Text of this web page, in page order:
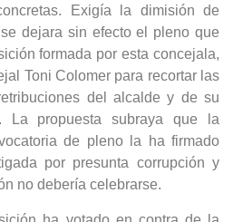
Exigía la dimisión de
dejara sin efecto el pleno que
formada por esta concejala,
Toni Colomer para recortar las
del alcalde y de su
La propuesta subraya que la
de pleno la ha firmado
por presunta corrupción y
no debería celebrarse.